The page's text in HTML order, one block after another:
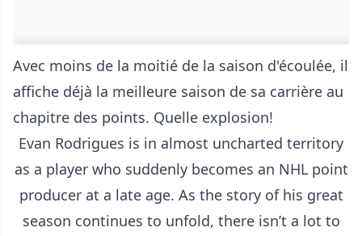
Avec moins de la moitié de la saison d'écoulée, il
affiche déjà la meilleure saison de sa carrière au
chapitre des points. Quelle explosion!
Evan Rodrigues is in almost uncharted territory
as a player who suddenly becomes an NHL point
producer at a late age. As the story of his great
season continues to unfold, there isn’t a lot to